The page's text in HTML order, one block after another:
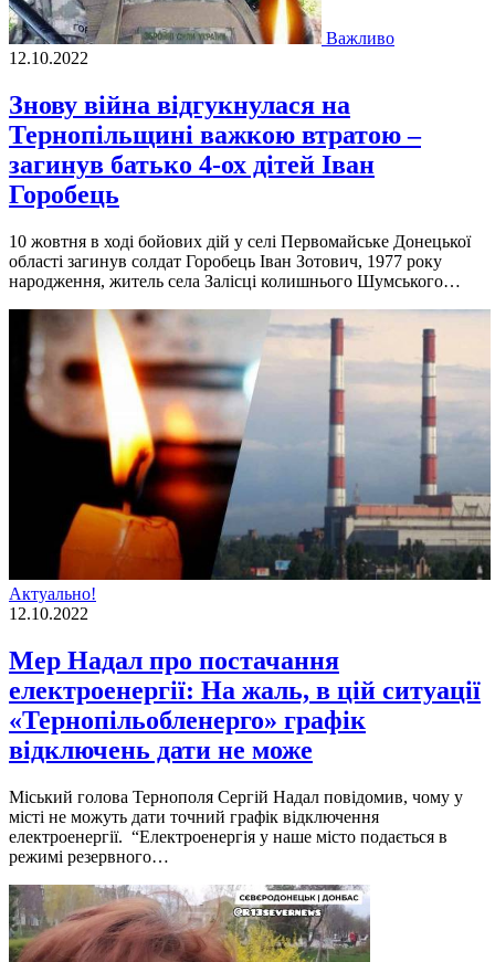
Важливо
12.10.2022
Знову вiйна вiдгукнулася на
Тернопiльщинi важкою втратою –
загинув батько 4-ох дітей Іван
Горобець
10 жовтня в ходi бойових дiй у селi Первомайське Донецької
областi загинув солдат Горобець Iван Зотович, 1977 року
народження, житель села Залiсцi колишнього Шумського…
Актуально!
12.10.2022
Мер Надал про постачання
електроенергії: На жаль, в цій ситуації
«Тернопільобленерго» графік
відключень дати не може
Мiський голова Тернополя Сергiй Надал повiдомив, чому у
мiстi не можуть дати точний графiк вiдключення
електроенергiї. “Електроенергiя у наше мiсто подається в
режимi резервного…